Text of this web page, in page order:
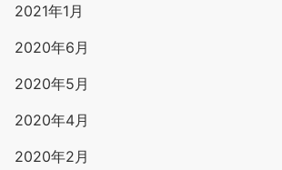
2021年1月
2020年6月
2020年5月
2020年4月
2020年2月